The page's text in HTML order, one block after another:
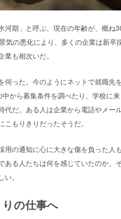
期」と呼ぶ。現在の年齢が、概ね
気の悪化により、多くの企業は新卒
も相次いだ。
伺った。今のようにネットで就職先を
から募集条件を調べたり、学校に
だ。ある人は企業から電話やメー
もりきりだったそうだ。
の通知に心に大きな傷を負った人
る人たちは何を感じていたのか。
。
の仕事へ